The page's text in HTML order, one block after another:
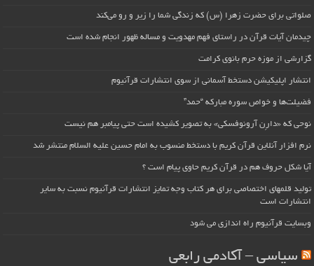
صلواتی برای حضرت زهرا (س) که زندگی شما را زیر و رو می‌کند
چیدمان آیات قرآن در راستای فهم مهدویت و مساله ظهور انجام شده است
گزارشی از موزه حرم بانوی کرامت
انتشار اپلیکیشن دستخط آسمانی از سوی انتشارات قرآنیوم
فضیلت‌ها و خواص سوره مبارکه “حمد”
نوحی که «دارِن آرونوفسکی» به تصویر کشیده است حتی پیامبر هم نیست
نرم افزار آنلاین قرآن کریم با دستخط منسوب به امام حسین علیه السلام منتشر شد
آیا شکل حروف هم در قرآن کریم حاوی پیام است ؟
تولید قلمهای اختصاصی برای هر کتاب وجه تمایز انتشارات قرآنیوم نسبت به سایر
انتشارات است
وبسایت قرآنیوم راه اندازی می شود
سیاسی – آکادمی رابعی